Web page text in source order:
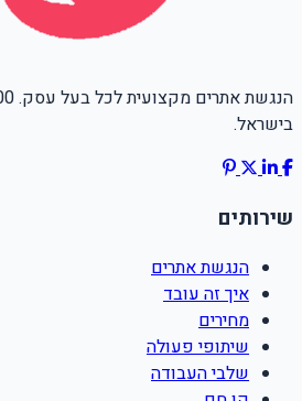
בישראל.
שירותים
הנגשת אתרים
איך זה עובד
מחירים
שיתופי פעולה
שלבי העבודה